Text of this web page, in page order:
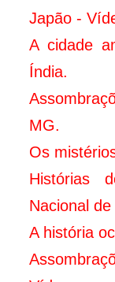
Japão -
A cidade
Índia.
MG.
Os
Histórias
Nacional
A história